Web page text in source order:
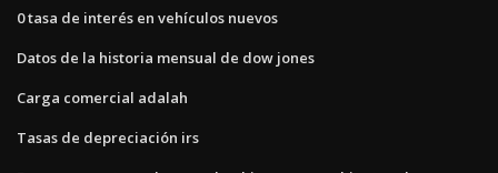
0 tasa de interés en vehículos nuevos
Datos de la historia mensual de dow jones
Carga comercial adalah
Tasas de depreciación irs